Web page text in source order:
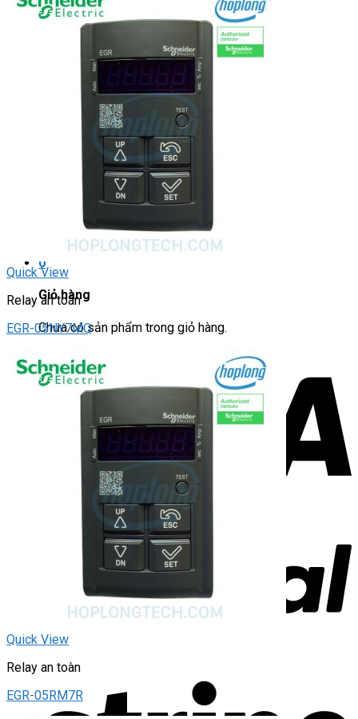
Light Star
DRIVER / MOTOR STEP
Đèn báo quay
Đèn báo panel tròn
Đèn báo tháp
Đèn báo khác
CHUYỂN MẠCH / NÚT NHẤN
Chuyển mạch có khóa
Công tắc dừng khẩn
Nút nhấn
Phích cắm / Ổ cắm / Công tắc
Can nhiệt
0
Giỏ hàng
Chưa có sản phẩm trong giỏ hàng.
Quick View
Relay an toàn
EGR-05NY7MQ
Quick View
Relay an toàn
EGR-05RM7R